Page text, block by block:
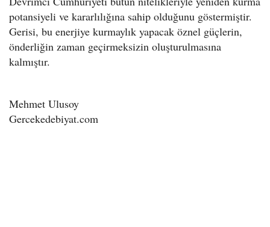
potansiyeli ve kararlılığına sahip olduğunu göstermiştir.
Gerisi, bu enerjiye kurmaylık yapacak öznel güçlerin,
önderliğin zaman geçirmeksizin oluşturulmasına
kalmıştır.
Mehmet Ulusoy
Gercekedebiyat.com